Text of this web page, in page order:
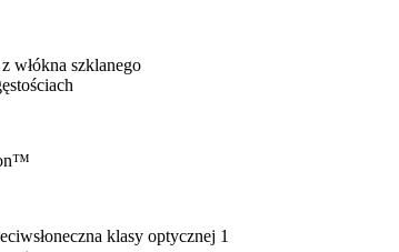
włókna szklanego
klasy optycznej 1